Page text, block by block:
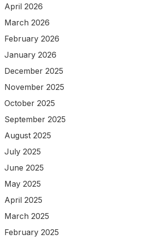
April 2026
March 2026
February 2026
January 2026
December 2025
November 2025
October 2025
September 2025
August 2025
July 2025
June 2025
May 2025
April 2025
March 2025
February 2025